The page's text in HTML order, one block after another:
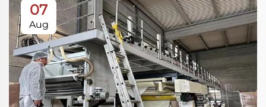
07
Aug